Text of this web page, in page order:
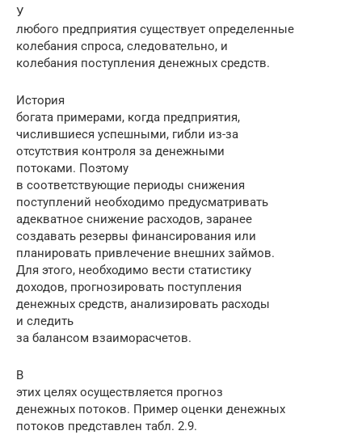
У
любого предприятия существует определенные
колебания спроса, следовательно, и
колебания поступления денежных средств.
История
богата примерами, когда предприятия,
числившиеся успешными, гибли из-за
отсутствия контроля за денежными
потоками. Поэтому
в соответствующие периоды снижения
поступлений необходимо предусматривать
адекватное снижение расходов, заранее
создавать резервы финансирования или
планировать привлечение внешних займов.
Для этого, необходимо вести статистику
доходов, прогнозировать поступления
денежных средств, анализировать расходы
и следить
за балансом взаиморасчетов.
В
этих целях осуществляется прогноз
денежных потоков. Пример оценки денежных
потоков представлен табл. 2.9.